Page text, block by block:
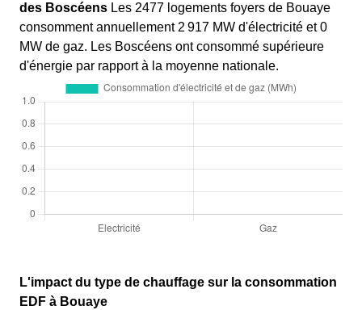
des Boscéens Les 2477 logements foyers de Bouaye
consomment annuellement 2 917 MW d'électricité et 0
MW de gaz. Les Boscéens ont consommé supérieure
d'énergie par rapport à la moyenne nationale.
L'impact du type de chauffage sur la consommation
EDF à Bouaye